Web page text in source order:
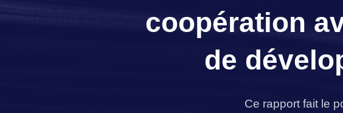
coopération
de
Ce rapport fait le